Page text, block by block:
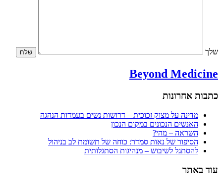
שלך
Beyond Medicine
כתבות אחרונות
מדינה על מצוק זכוכית – דרושות נשים בעמדות הנהגה
האנשים הנכונים במקום הנכון
השראה – מהי?
הסיפור של נאות סמדר: כוחה של תשומת לב בניהול
להסתגל לשיבוש – מנהיגות הסתגלותית
עוד באתר